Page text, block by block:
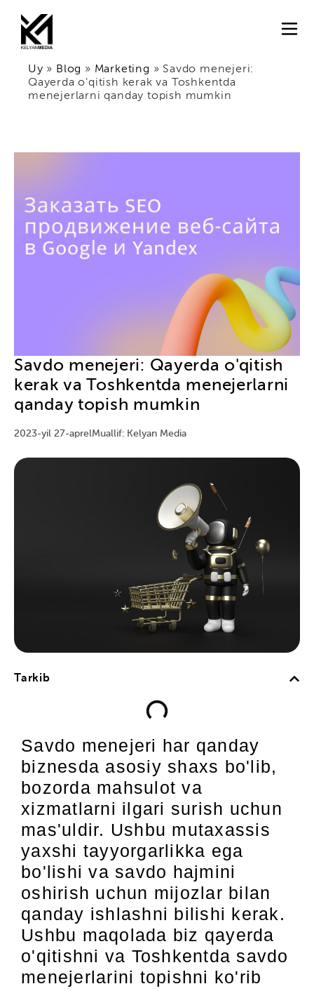
Uy » Blog » Marketing » Savdo menejeri:
Qayerda o'qitish kerak va Toshkentda
menejerlarni qanday topish mumkin
Savdo menejeri: Qayerda o'qitish
kerak va Toshkentda menejerlarni
qanday topish mumkin
2023-yil 27-aprelMuallif: Kelyan Media
Tarkib
Savdo menejeri har qanday
biznesda asosiy shaxs bo'lib,
bozorda mahsulot va
xizmatlarni ilgari surish uchun
mas'uldir. Ushbu mutaxassis
yaxshi tayyorgarlikka ega
bo'lishi va savdo hajmini
oshirish uchun mijozlar bilan
qanday ishlashni bilishi kerak.
Ushbu maqolada biz qayerda
o'qitishni va Toshkentda savdo
menejerlarini topishni ko'rib